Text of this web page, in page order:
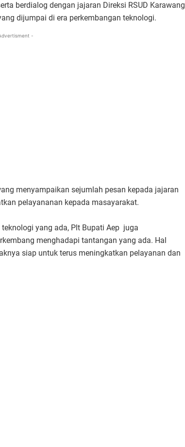
berdialog dengan jajaran Direksi RSUD Karawang
dijumpai di era perkembangan teknologi.
-
menyampaikan sejumlah pesan kepada jajaran
pelayananan kepada masayarakat.
yang ada, Plt Bupati Aep juga
menghadapi tantangan yang ada. Hal
siap untuk terus meningkatkan pelayanan dan